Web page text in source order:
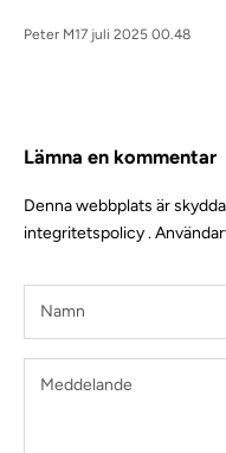
Peter M17 juli 2025 00.48
Lämna en kommentar
Denna webbplats är
integritetspolicy.